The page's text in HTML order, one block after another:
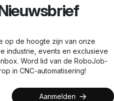
op de hoogte zijn van onze
industrie, events en exclusieve
Word lid van de RoboJob-
in CNC-automatisering!
Aanmelden